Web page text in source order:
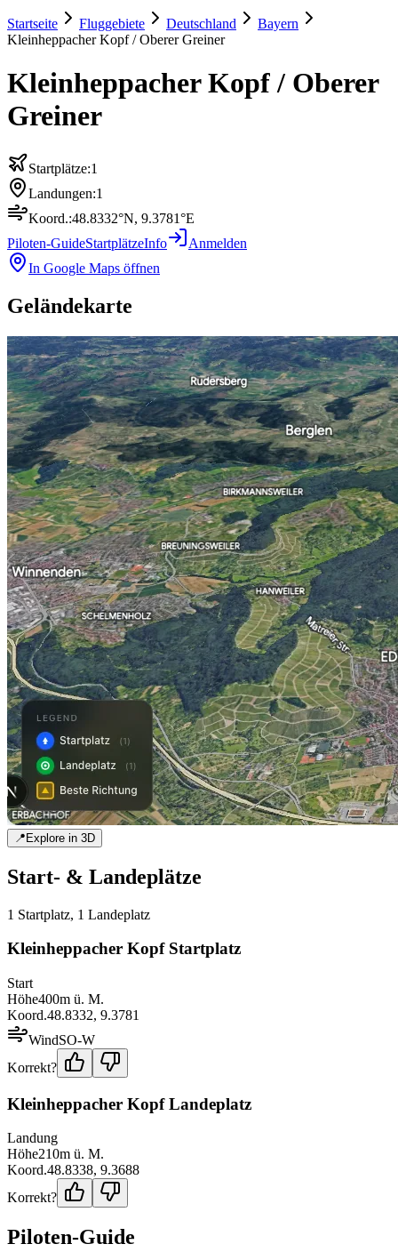
Startseite Fluggebiete Deutschland
Bayern
Kleinheppacher Kopf / Oberer Greiner
Kleinheppacher Kopf / Oberer
Greiner
Startplätze:1
Landungen:1
Koord.:48.8332°N, 9.3781°E
Piloten-GuideStartplätzeInfo
Anmelden
In Google Maps öffnen
Geländekarte
📍Explore in 3D
Start- & Landeplätze
1 Startplatz, 1 Landeplatz
Kleinheppacher Kopf Startplatz
Start
Höhe400m ü. M.
Koord.48.8332, 9.3781
WindSO-W
Korrekt?
Kleinheppacher Kopf Landeplatz
Landung
Höhe210m ü. M.
Koord.48.8338, 9.3688
Korrekt?
Piloten-Guide